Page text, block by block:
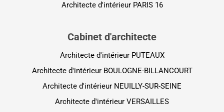
Architecte d'intérieur PARIS 16
Cabinet d'architecte
Architecte d'intérieur PUTEAUX
Architecte d'intérieur BOULOGNE-BILLANCOURT
Architecte d'intérieur NEUILLY-SUR-SEINE
Architecte d'intérieur VERSAILLES